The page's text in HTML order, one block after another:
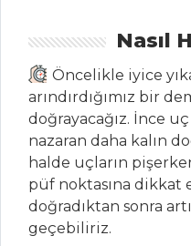
YEMEKLERI
Zeytinyağlı
Ispanak Kökü
Ispanak Graten
Lahana Kapama
Sebze Yemekleri
Tüm Tarifleri
Nasıl
Öncelikle iyice
arındırdığımız bir
doğrayacağız. İnce
nazaran daha kalın
halde uçların
püf noktasına dikkat
doğradıktan sonra
geçebiliriz.